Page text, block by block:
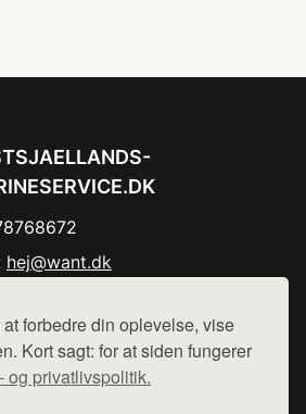
forbedre din oplevelse, vise
Kort sagt: for at siden fungerer
og privatlivspolitik.
hej@want.dk
side - vi henviser til de shops,